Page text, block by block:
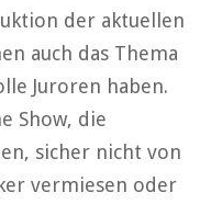
der aktuellen
auch das Thema
Juroren haben.
Show, die
sicher nicht von
vermiesen oder